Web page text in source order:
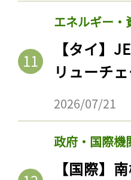
エネルギー・
【タイ】
リューチ
2026/07/21
政府・国際機
【国際】
記事